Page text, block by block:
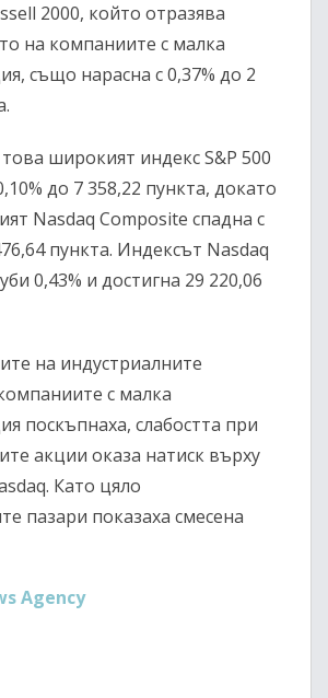
2000, който отразява
на компаниите с малка
също нарасна с 0,37% до 2
широкият индекс S&P 500
до 7 358,22 пункта, докато
Nasdaq Composite спадна с
пункта. Индексът Nasdaq
0,43% и достигна 29 220,06
на индустриалните
с малка
поскъпнаха, слабостта при
акции оказа натиск върху
Като цяло
пазари показаха смесена
Agency